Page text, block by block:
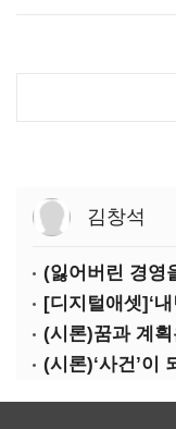
김창석
(시론)꿈과 계
(시론)‘사건’이